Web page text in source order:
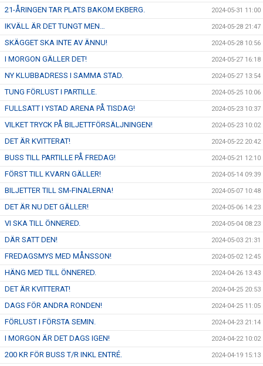
21-ÅRINGEN TAR PLATS BAKOM EKBERG. 2024-05-31 11:00
IKVÄLL ÄR DET TUNGT MEN… 2024-05-28 21:47
SKÄGGET SKA INTE AV ÄNNU! 2024-05-28 10:56
I MORGON GÄLLER DET! 2024-05-27 16:18
NY KLUBBADRESS I SAMMA STAD. 2024-05-27 13:54
TUNG FÖRLUST I PARTILLE. 2024-05-25 10:06
FULLSATT I YSTAD ARENA PÅ TISDAG! 2024-05-23 10:37
VILKET TRYCK PÅ BILJETTFÖRSÄLJNINGEN! 2024-05-23 10:02
DET ÄR KVITTERAT! 2024-05-22 20:42
BUSS TILL PARTILLE PÅ FREDAG! 2024-05-21 12:10
FÖRST TILL KVARN GÄLLER! 2024-05-14 09:39
BILJETTER TILL SM-FINALERNA! 2024-05-07 10:48
DET ÄR NU DET GÄLLER! 2024-05-06 14:23
VI SKA TILL ÖNNERED. 2024-05-04 08:23
DÄR SATT DEN! 2024-05-03 21:31
FREDAGSMYS MED MÅNSSON! 2024-05-02 12:45
HÄNG MED TILL ÖNNERED. 2024-04-26 13:43
DET ÄR KVITTERAT! 2024-04-25 20:53
DAGS FÖR ANDRA RONDEN! 2024-04-25 11:05
FÖRLUST I FÖRSTA SEMIN. 2024-04-23 21:14
I MORGON ÄR DET DAGS IGEN! 2024-04-22 10:02
200 KR FÖR BUSS T/R INKL ENTRÉ. 2024-04-19 15:13